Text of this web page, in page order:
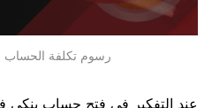
رسوم تكلفة الحساب
عند التفكير في فتح حساب بنكي